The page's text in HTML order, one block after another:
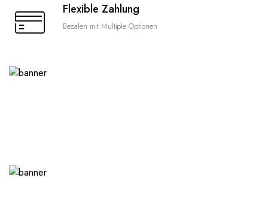
Flexible Zahlung
Bezalen mit Multiple Optionen